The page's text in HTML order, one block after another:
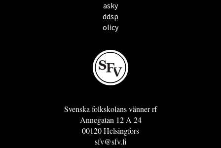
asky
ddsp
olicy
Svenska folkskolans vänner rf
Annegatan 12 A 24
00120 Helsingfors
sfv@sfv.fi